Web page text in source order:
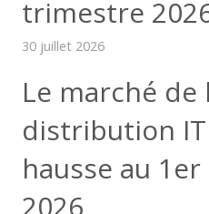
trimestre
30 juillet 2026
Le marché de
distribution
hausse au
2026